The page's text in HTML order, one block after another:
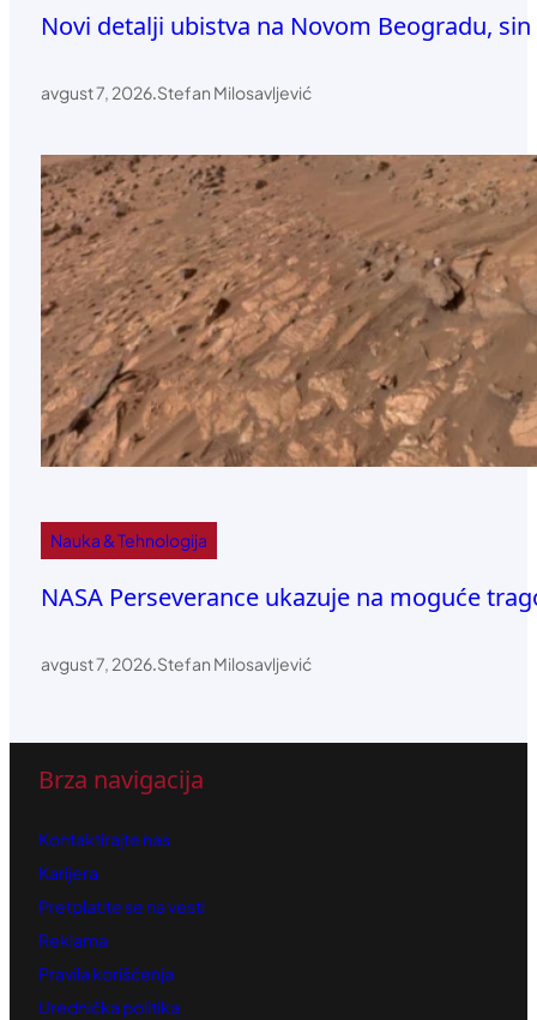
Novi detalji ubistva na Novom Beogradu,
avgust 7, 2026.Stefan Milosavljević
Nauka & Tehnologija
NASA Perseverance ukazuje na moguće
avgust 7, 2026.Stefan Milosavljević
Brza navigacija
Kontaktirajte nas
Karijera
Pretplatite se na vesti
Reklama
Pravila korišćenja
Urednička politika